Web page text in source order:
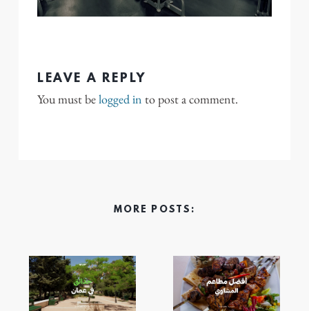
LEAVE A REPLY
You must belogged in to post a comment.
MORE POSTS: